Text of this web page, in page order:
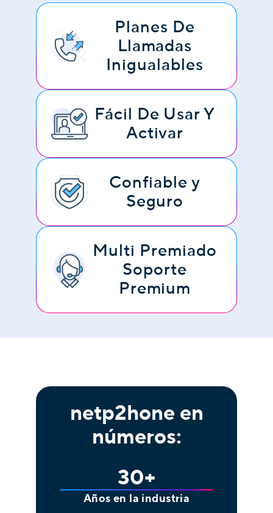
Planes De
Llamadas
Inigualables
Fácil De Usar Y
Activar
Confiable y
Seguro
Multi Premiado
Soporte
Premium
netp2hone en
números:
30+
Años en la industria